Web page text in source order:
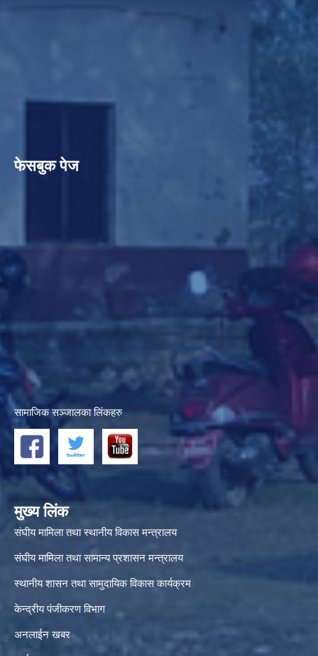
फेसबुक पेज
सामाजिक सञ्जालका लिंकहरु
मुख्य लिंक
संघीय मामिला तथा स्थानीय विकास मन्त्रालय
संघीय मामिला तथा सामान्य प्रशासन मन्त्रालय
स्थानीय शासन तथा सामुदायिक विकास कार्यक्रम
केन्द्रीय पंजीकरण विभाग
अनलाईन खबर